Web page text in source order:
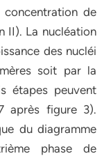
de
II). La nucléation
des nucléi
soit par la
étapes peuvent
après figure 3).
du diagramme
phase de